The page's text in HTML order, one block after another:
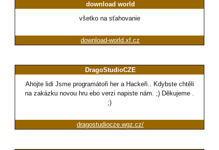
download world
všetko na sťahovanie
download-world.xf.cz
DragoStudioCZE
Ahojte lidi Jsme programátoři her a Hackeři.. Kdybste chtěli
na zakázku novou hru ebo verzi napiste nám. ;) Děkujeme .
;)
dragostudiocze.wgz.cz/